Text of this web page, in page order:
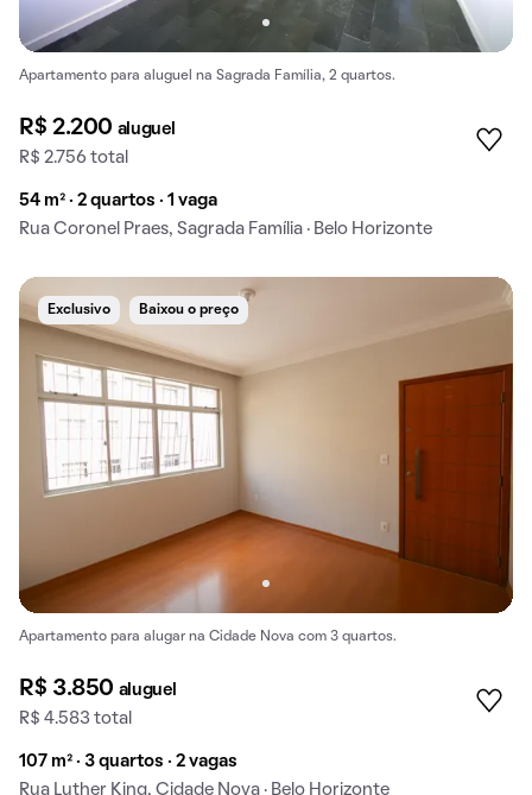
Apartamento para aluguel na Sagrada Família, 2 quartos.
R$ 2.200 aluguel
R$ 2.756 total
54 m² · 2 quartos · 1 vaga
Rua Coronel Praes, Sagrada Família · Belo Horizonte
Exclusivo Baixou o preço
Apartamento para alugar na Cidade Nova com 3 quartos.
R$ 3.850 aluguel
R$ 4.583 total
107 m² · 3 quartos · 2 vagas
Rua Luther King, Cidade Nova · Belo Horizonte